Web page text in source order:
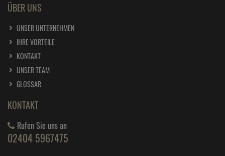
ÜBER UNS
UNSER UNTERNEHMEN
IHRE VORTEILE
KONTAKT
UNSER TEAM
GLOSSAR
KONTAKT
Rufen Sie uns an
02404 5967475